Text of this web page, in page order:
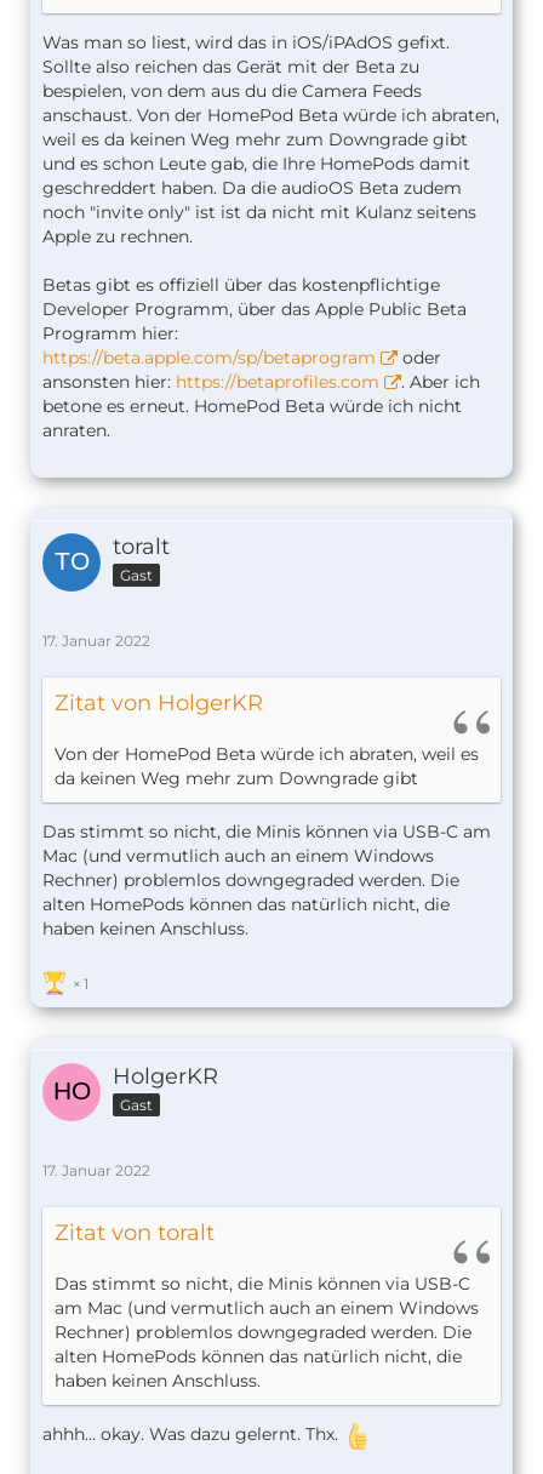
Was man so liest, wird das in iOS/iPAdOS gefixt.
Sollte also reichen das Gerät mit der Beta zu
bespielen, von dem aus du die Camera Feeds
anschaust. Von der HomePod Beta würde ich abraten,
weil es da keinen Weg mehr zum Downgrade gibt
und es schon Leute gab, die Ihre HomePods damit
geschreddert haben. Da die audioOS Beta zudem
noch "invite only" ist ist da nicht mit Kulanz seitens
Apple zu rechnen.
Betas gibt es offiziell über das kostenpflichtige
Developer Programm, über das Apple Public Beta
Programm hier:
https://beta.apple.com/sp/betaprogram
oder
ansonsten hier: https://betaprofiles.com
. Aber ich
betone es erneut. HomePod Beta würde ich nicht
anraten.
toralt
Gast
17. Januar 2022
Zitat von HolgerKR
Von der HomePod Beta würde ich abraten, weil es
da keinen Weg mehr zum Downgrade gibt
Das stimmt so nicht, die Minis können via USB-C am
Mac (und vermutlich auch an einem Windows
Rechner) problemlos downgegraded werden. Die
alten HomePods können das natürlich nicht, die
haben keinen Anschluss.
1
HolgerKR
Gast
17. Januar 2022
Zitat von toralt
Das stimmt so nicht, die Minis können via USB-C
am Mac (und vermutlich auch an einem Windows
Rechner) problemlos downgegraded werden. Die
alten HomePods können das natürlich nicht, die
haben keinen Anschluss.
ahhh... okay. Was dazu gelernt. Thx.